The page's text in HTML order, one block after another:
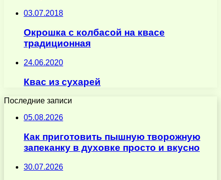
03.07.2018
Окрошка с колбасой на квасе
традиционная
24.06.2020
Квас из сухарей
Последние записи
05.08.2026
Как приготовить пышную творожную
запеканку в духовке просто и вкусно
30.07.2026